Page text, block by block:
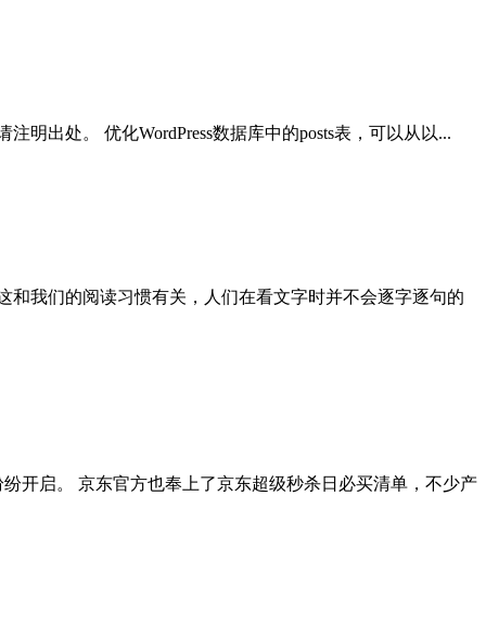
明出处。 优化WordPress数据库中的posts表，可以从以...
我们的阅读习惯有关，人们在看文字时并不会逐字逐句的
开启。 京东官方也奉上了京东超级秒杀日必买清单，不少产